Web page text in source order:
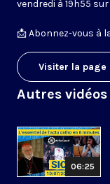
vendredi à 19h55 sur
📩Abonnez-vous à
Visiter la page
Autres
06:25